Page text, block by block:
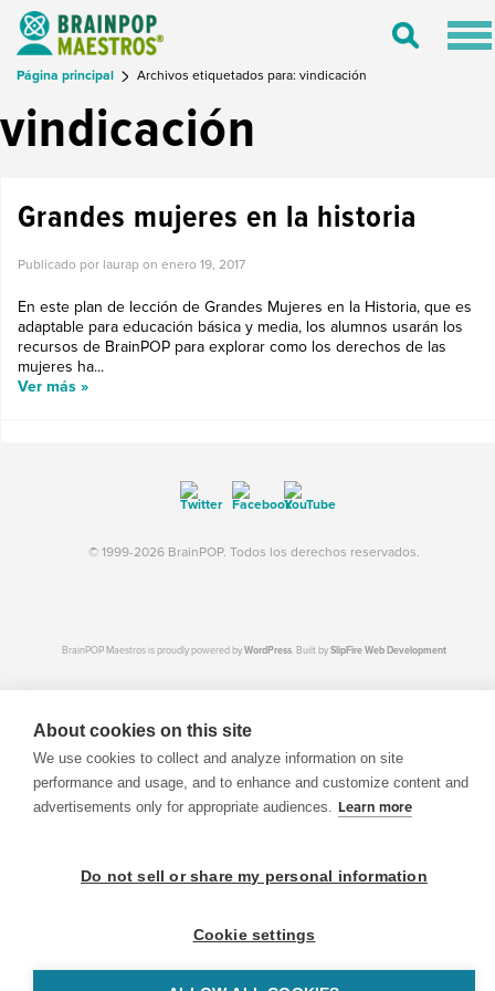
Toggle
Página principal Archivos etiquetados para: vindicación
vindicación
Grandes mujeres en la historia
Publicado por laurap on enero 19, 2017
En este plan de lección de Grandes Mujeres en la Historia, que es
adaptable para educación básica y media, los alumnos usarán los
recursos de BrainPOP para explorar como los derechos de las
mujeres ha...
Ver más »
© 1999-2026 BrainPOP. Todos los derechos reservados.
BrainPOP Maestros is proudly powered byWordPress. Built bySlipFire Web Development
About cookies on this site
We use cookies to collect and analyze information on site
performance and usage, and to enhance and customize content and
advertisements only for appropriate audiences. Learn more
Do not sell or share my personal information
Cookie settings